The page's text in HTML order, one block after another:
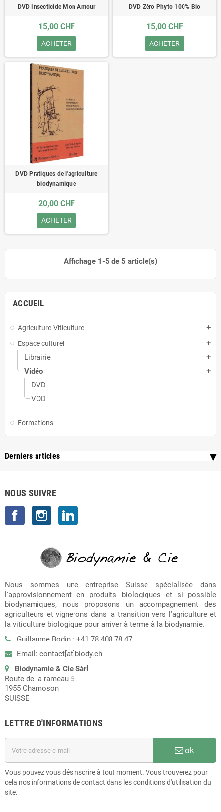
ACCUEIL
Agriculture-Viticulture add
Espace culturel add
Librairie add
Vidéo add
DVD
VOD
Formations
Derniers articles
DVD Insecticide Mon Amour
15,00 CHF
ACHETER
DVD Zéro Phyto 100% Bio
15,00 CHF
ACHETER
DVD Pratiques de l'agriculture
biodynamique
20,00 CHF
ACHETER
Affichage 1-5 de 5 article(s)
NOUS SUIVRE
Facebook Instagram
Nous sommes une entreprise Suisse spécialisée dans
l'approvisionnement en produits biologiques et si possible
biodynamiques, nous proposons un accompagnement des
agriculteurs et vignerons dans la transition vers l'agriculture et
la viticulture biologique pour arriver à terme à la biodynamie.
Guillaume Bodin : +41 78 408 78 47
Email: contact[at]biody.ch
Biodynamie & Cie Sàrl
Route de la rameau 5
1955 Chamoson
SUISSE
LETTRE D'INFORMATIONS
ok
Vous pouvez vous désinscrire à tout moment. Vous trouverez pour
cela nos informations de contact dans les conditions d'utilisation du
site.